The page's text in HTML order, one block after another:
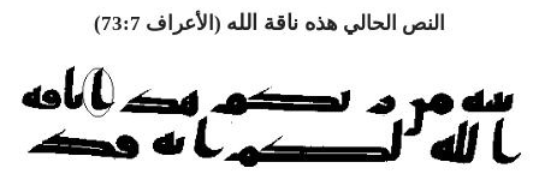
النص الحالي هذه ناقة الله (الأعراف 73:7)